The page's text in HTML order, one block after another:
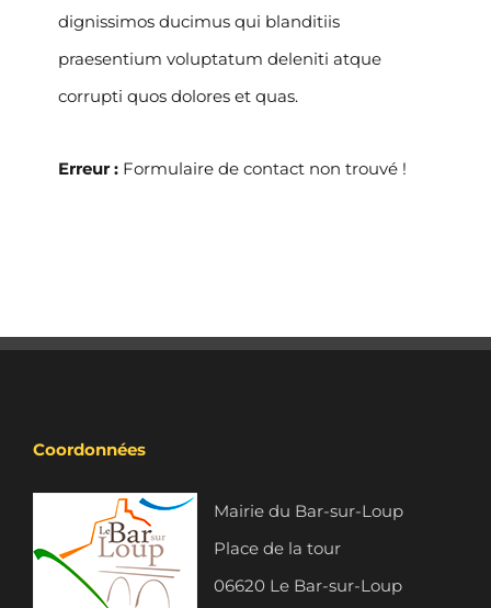
dignissimos ducimus qui blanditiis
praesentium voluptatum deleniti atque
corrupti quos dolores et quas.
Erreur : Formulaire de contact non trouvé !
Coordonnées
Mairie du Bar-sur-Loup
Place de la tour
06620 Le Bar-sur-Loup